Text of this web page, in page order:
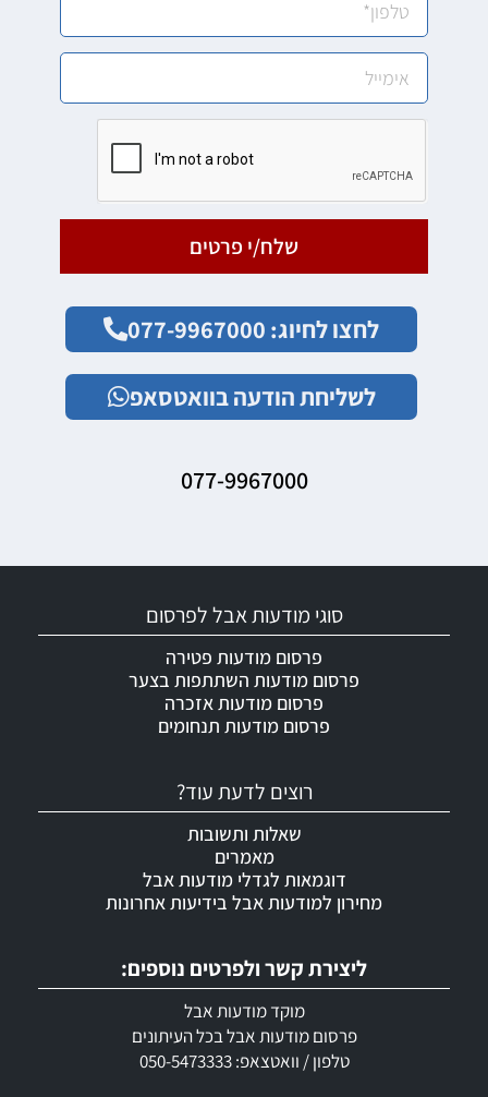
שלח/י פרטים
לחצו לחיוג: 077-9967000
לשליחת הודעה בוואטסאפ
077-9967000
ליצירת קשר ולפרטים נוספים:
מוקד מודעות אבל
פרסום מודעות אבל בכל העיתונים
טלפון / וואטצאפ: 050-5473333
רוצים לדעת עוד?
שאלות ותשובות
מאמרים
דוגמאות לגדלי מודעות אבל
מחירון למודעות אבל בידיעות אחרונות
סוגי מודעות אבל לפרסום
פרסום מודעות פטירה
פרסום מודעות השתתפות בצער
פרסום מודעות אזכרה
פרסום מודעות תנחומים